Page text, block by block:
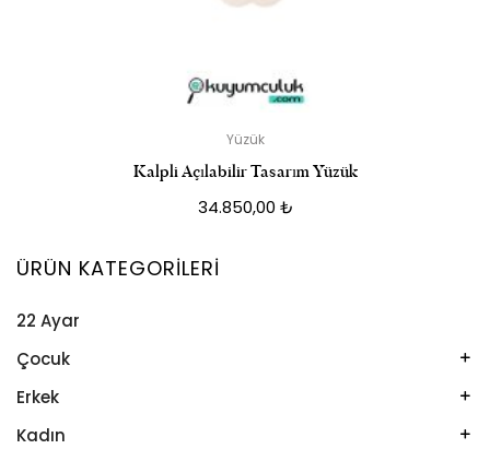
Yüzük
Kalpli Açılabilir Tasarım Yüzük
34.850,00 ₺
ÜRÜN KATEGORILERI
22 Ayar
Çocuk
Kelepçe
Kolye
Erkek
Kelepçe
Kadın